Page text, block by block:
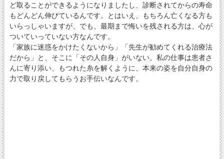
ど取ることができるようになりましたし、診断されてからの寿命
もどんどん伸びているんです。とはいえ、もちろん亡くなる方も
いらっしゃいますが、でも、最期まで悔いを残される方は、心が
ついていっていない方なんです。
「家族に迷惑をかけたくないから」「先生が勧めてくれる治療法
だから」と、そこに「その人自身」がいない。私の仕事は患者さ
んに寄り添い、もつれた糸を解くように、本来の姿を自分自身の
力で取り戻してもらうお手伝いなんです。